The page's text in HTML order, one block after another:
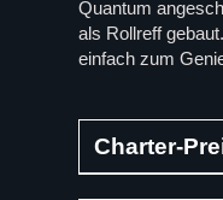
Quantum
als Rollreff
einfach zum
Charter-